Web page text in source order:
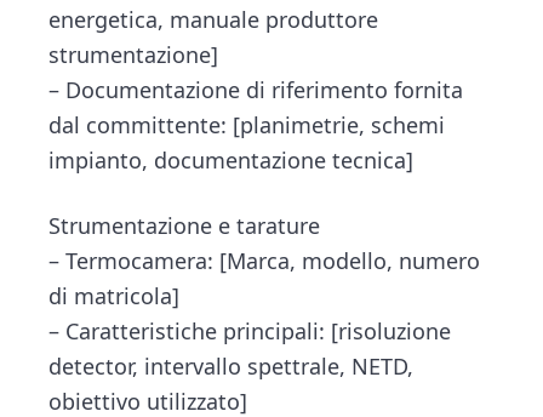
energetica, manuale produttore
strumentazione]
– Documentazione di riferimento fornita
dal committente: [planimetrie, schemi
impianto, documentazione tecnica]
Strumentazione e tarature
– Termocamera: [Marca, modello, numero
di matricola]
– Caratteristiche principali: [risoluzione
detector, intervallo spettrale, NETD,
obiettivo utilizzato]